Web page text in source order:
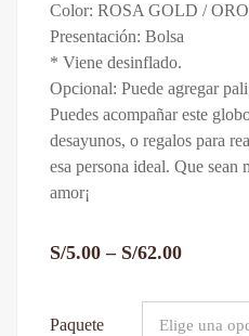
Color: ROSA GOLD /
Presentación: Bolsa
* Viene desinflado.
Opcional: Puede agregar
Puedes acompañar este
desayunos, o regalos para
esa persona ideal. Que sean
amor¡
S/5.00 – S/62.00
Paquete